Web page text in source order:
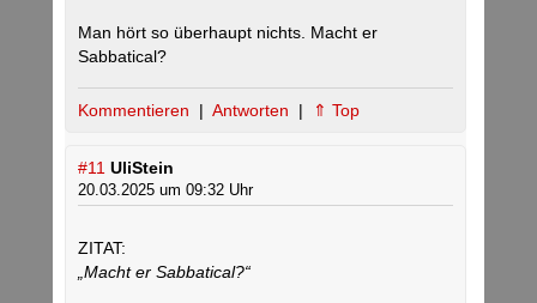
Man hört so überhaupt nichts. Macht er
Sabbatical?
Kommentieren | Antworten | ⇑ Top
#11 UliStein
20.03.2025 um 09:32 Uhr
ZITAT:
„Macht er Sabbatical?“